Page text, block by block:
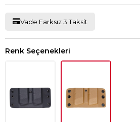
Vade Farksız 3 Taksit
Renk Seçenekleri